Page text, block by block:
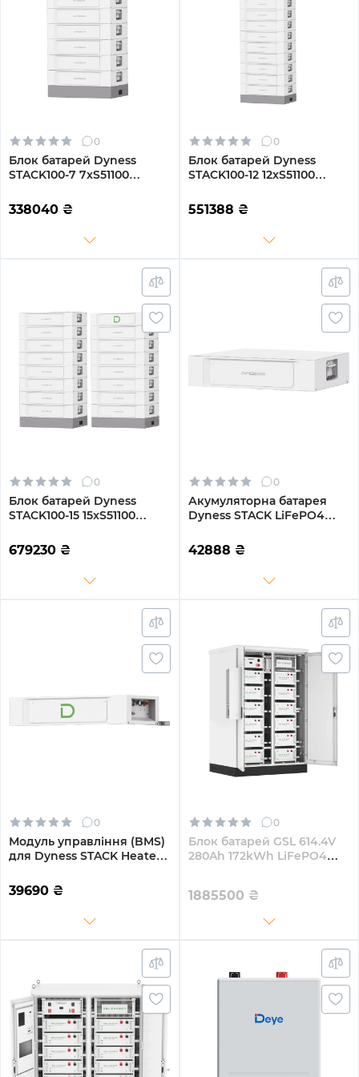
0
Блок батарей Dyness
STACK100-7 7xS51100
LiFePO4 SBDU100
(STACK100-7-35.84kW)
338040 ₴
0
Блок батарей Dyness
STACK100-12 12xS51100
100AhLiFePO4 SBDU100
(STACK100-12-61.44kW)
551388 ₴
0
Блок батарей Dyness
STACK100-15 15xS51100
100AhLiFePO4 SBDU100
(STACK100-15-76.8kW)
679230 ₴
0
Акумуляторна батарея
Dyness STACK LiFePO4
5.12kWh з обігрівом без
BMS (S51100-H)
42888 ₴
0
Модуль управління (BMS)
для Dyness STACK Heated
39690 ₴
0
Блок батарей GSL 614.4V
280Ah 172kWh LiFePO4
1885500 ₴